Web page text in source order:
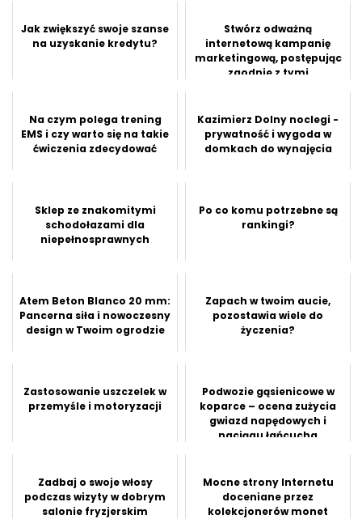
Jak zwiększyć swoje szanse
na uzyskanie kredytu?
Stwórz odważną
internetową kampanię
marketingową, postępując
zgodnie z tymi
Na czym polega trening
EMS i czy warto się na takie
ćwiczenia zdecydować
Kazimierz Dolny noclegi -
prywatność i wygoda w
domkach do wynajęcia
Sklep ze znakomitymi
schodołazami dla
niepełnosprawnych
Po co komu potrzebne są
rankingi?
Atem Beton Blanco 20 mm:
Pancerna siła i nowoczesny
design w Twoim ogrodzie
Zapach w twoim aucie,
pozostawia wiele do
życzenia?
Zastosowanie uszczelek w
przemyśle i motoryzacji
Podwozie gąsienicowe w
koparce – ocena zużycia
gwiazd napędowych i
naciągu łańcucha
Zadbaj o swoje włosy
podczas wizyty w dobrym
salonie fryzjerskim
Mocne strony Internetu
doceniane przez
kolekcjonerów monet